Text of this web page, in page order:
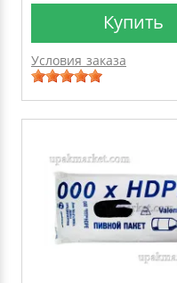
Купить
Условия заказа